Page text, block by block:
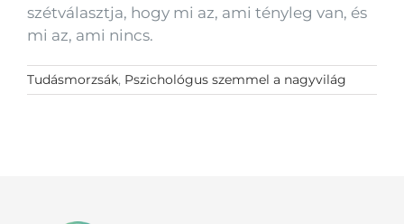
szétválasztja, hogy mi az, ami tényleg van, és
mi az, ami nincs.
Tudásmorzsák, Pszichológus szemmel a nagyvilág